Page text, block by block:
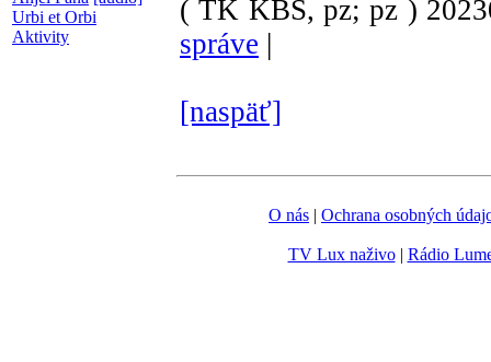
Urbi et Orbi
Aktivity
( TK KBS, pz; pz )
správe |
[naspäť]
O nás | Ochrana osobných
TV Lux naživo| Rádio